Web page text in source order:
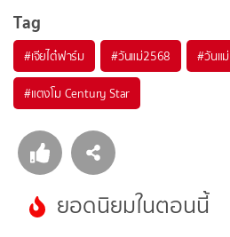
Tag
#เจียไต๋ฟาร์ม #วันแม่2568 #วันแม่
#แตงโม Century Star
ยอดนิยมในตอนนี้